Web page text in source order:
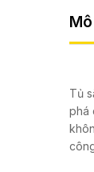
Tủ
phá